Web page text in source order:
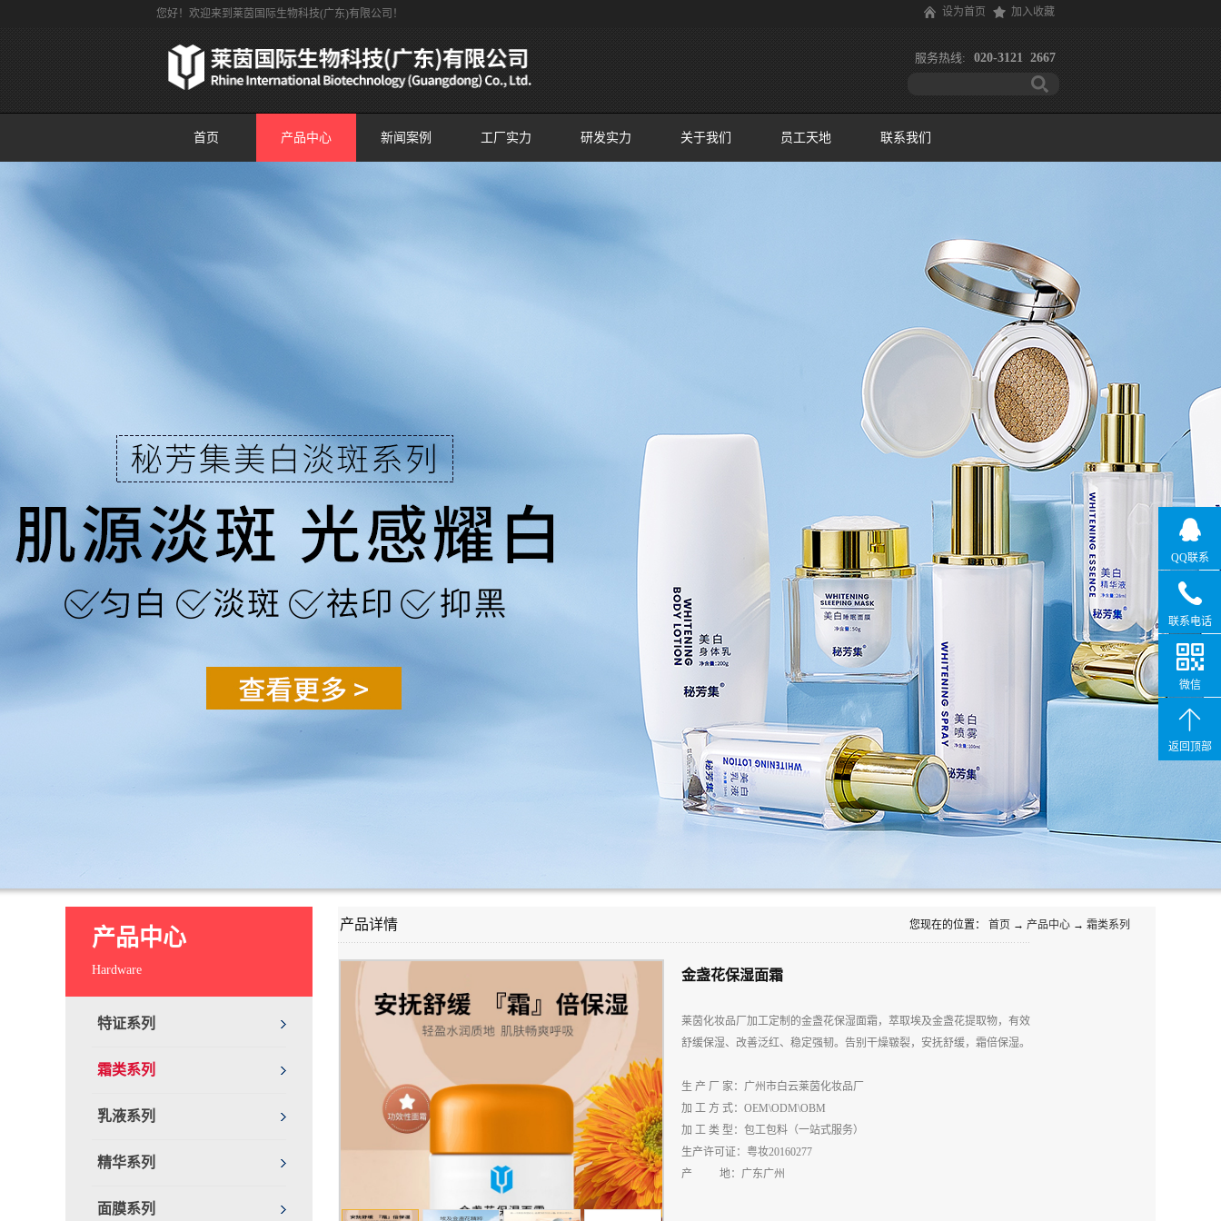
您好！欢迎来到莱茵国际生物科技(广东)有限公司！ 设为首页 加入收藏
服务热线: 020-3121 2667
首页 产品中心 新闻案例 工厂实力 研发实力 关于我们 员工天地 联系我们
产品中心
Hardware
特证系列
霜类系列
乳液系列
精华系列
面膜系列
产品详情 您现在的位置： 首页 → 产品中心 → 霜类系列
金盏花保湿面霜
莱茵化妆品厂加工定制的金盏花保湿面霜，萃取埃及金盏花提取物，有效
舒缓保湿、改善泛红、稳定强韧。告别干燥皲裂，安抚舒缓，霜倍保湿。
生 产 厂
家：广州市白云莱茵化妆品厂
加 工 方 式： OEM\ODM\OBM
加 工 类 型：包工包料（一站式服务）
生产许可 证：粤妆20160277
产
地：广东广州
QQ联系
联系电话
微信
返回顶部